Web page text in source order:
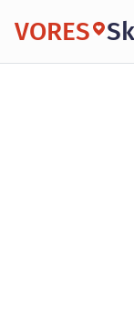
VORES